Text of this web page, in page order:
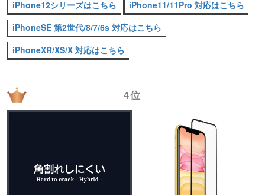
iPhone12シリーズはこちら
iPhone11/11Pro 対応はこちら
iPhoneSE 第2世代/8/7/6s 対応はこちら
iPhoneXR/XS/X 対応はこちら
4位